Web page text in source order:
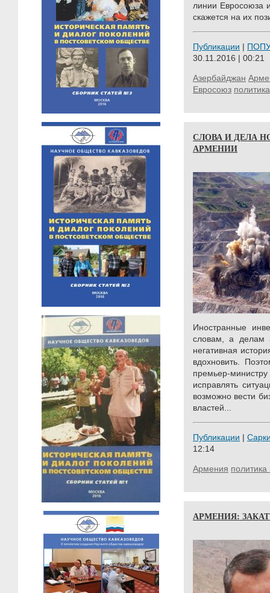
линии Евросоюза
скажется на их
Публикации |
30.11.2016 | 00:21
Азербайджан
Евросоюз
СЛОВА И ДЕЛА
АРМЕНИИ
Иностранные
словам, а делам
негативная
вдохновить.
премьер-
исправлять
возможно вести
властей...
Публикации |
12:14
Армения
АРМЕНИЯ: